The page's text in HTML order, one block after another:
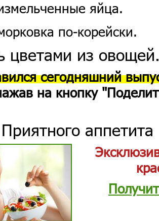
яйца.
по-корейски.
цветами из
сегодняшний
на кнопку
Приятного